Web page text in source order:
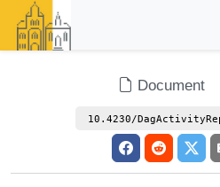
Document
10.4230/